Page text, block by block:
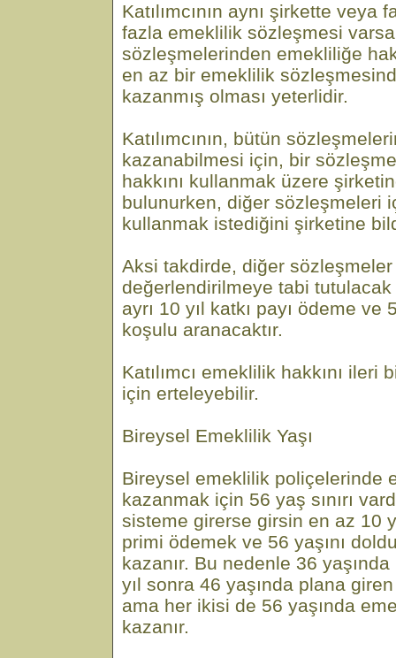
Katılımcının aynı şirkette veya
fazla emeklilik sözleşmesi
sözleşmelerinden emekliliğe
en az bir emeklilik
kazanmış olması yeterlidir.
Katılımcının, bütün
kazanabilmesi için, bir
hakkını kullanmak üzere
bulunurken, diğer sözleşmeleri
kullanmak istediğini şirketine
Aksi takdirde, diğer
değerlendirilmeye tabi tutulacak
ayrı 10 yıl katkı payı ödeme ve
koşulu aranacaktır.
Katılımcı emeklilik hakkını ileri
için erteleyebilir.
Bireysel Emeklilik Yaşı
Bireysel emeklilik poliçelerinde
kazanmak için 56 yaş sınırı
sisteme girerse girsin en az 10
primi ödemek ve 56 yaşını
kazanır. Bu nedenle 36
yıl sonra 46 yaşında plana
ama her ikisi de 56 yaşında
kazanır.